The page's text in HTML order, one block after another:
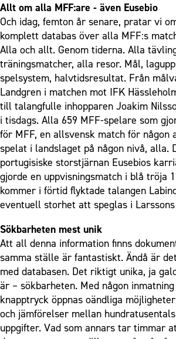
Allt om alla MFF:are ­- även Eusebio
Och idag, femton år senare, pratar vi
komplett databas över alla MFF:s
Alla och allt. Genom tiderna. Alla
träningsmatcher, alla resor. Mål,
spelsystem, halvtidsresultat. Från
Landgren i matchen mot IFK
till talangfulle inhopparen Joakim
i tisdags. Alla 659 MFF-spelare som
för MFF, en allsvensk match för någon
spelat i landslaget på någon nivå, alla.
portugisiske storstjärnan Eusebios
gjorde en uppvisningsmatch i blå tröja
kommer i förtid flyktade talangen
eventuell storhet att speglas i
Sökbarheten mest unik
Att all denna information finns
samma ställe är fantastiskt. Ändå är
med databasen. Det riktigt unika, ja
är – sökbarheten. Med någon
knapptryck öppnas oändliga
och jämförelser mellan
uppgifter. Vad som annars tar timmar